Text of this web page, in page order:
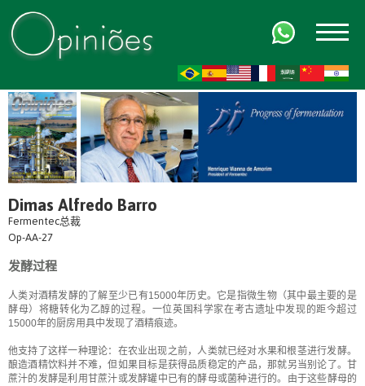
Dimas Alfredo Barro
Fermentec总裁
Op-AA-27
发酵过程
人类对酒精发酵的了解至少已有15000年历史。它是指微生物（其中最主要的是
酵母）将糖转化为乙醇的过程​​。一位英国科学家在考古遗址中发现的距今超过
15000年的厨房用具中发现了酒精痕迹。
他支持了这样一种理论：在农业出现之前，人类就已经对水果和根茎进行发酵。
酿造酒精饮料并不难，但如果目标是获得品质稳定的产品，那就另当别论了。甘
蔗汁的发酵是利用甘蔗汁或发酵罐中已有的酵母或菌种进行的。由于这些酵母的